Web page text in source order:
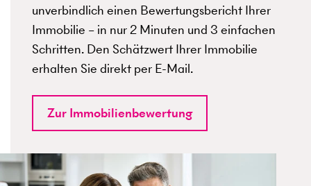
unverbindlich einen Bewertungsbericht Ihrer
Immobilie – in nur 2 Minuten und 3 einfachen
Schritten. Den Schätzwert Ihrer Immobilie
erhalten Sie direkt per E-Mail.
Zur Immobilienbewertung